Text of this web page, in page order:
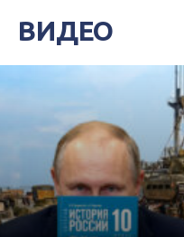
ВИДЕО